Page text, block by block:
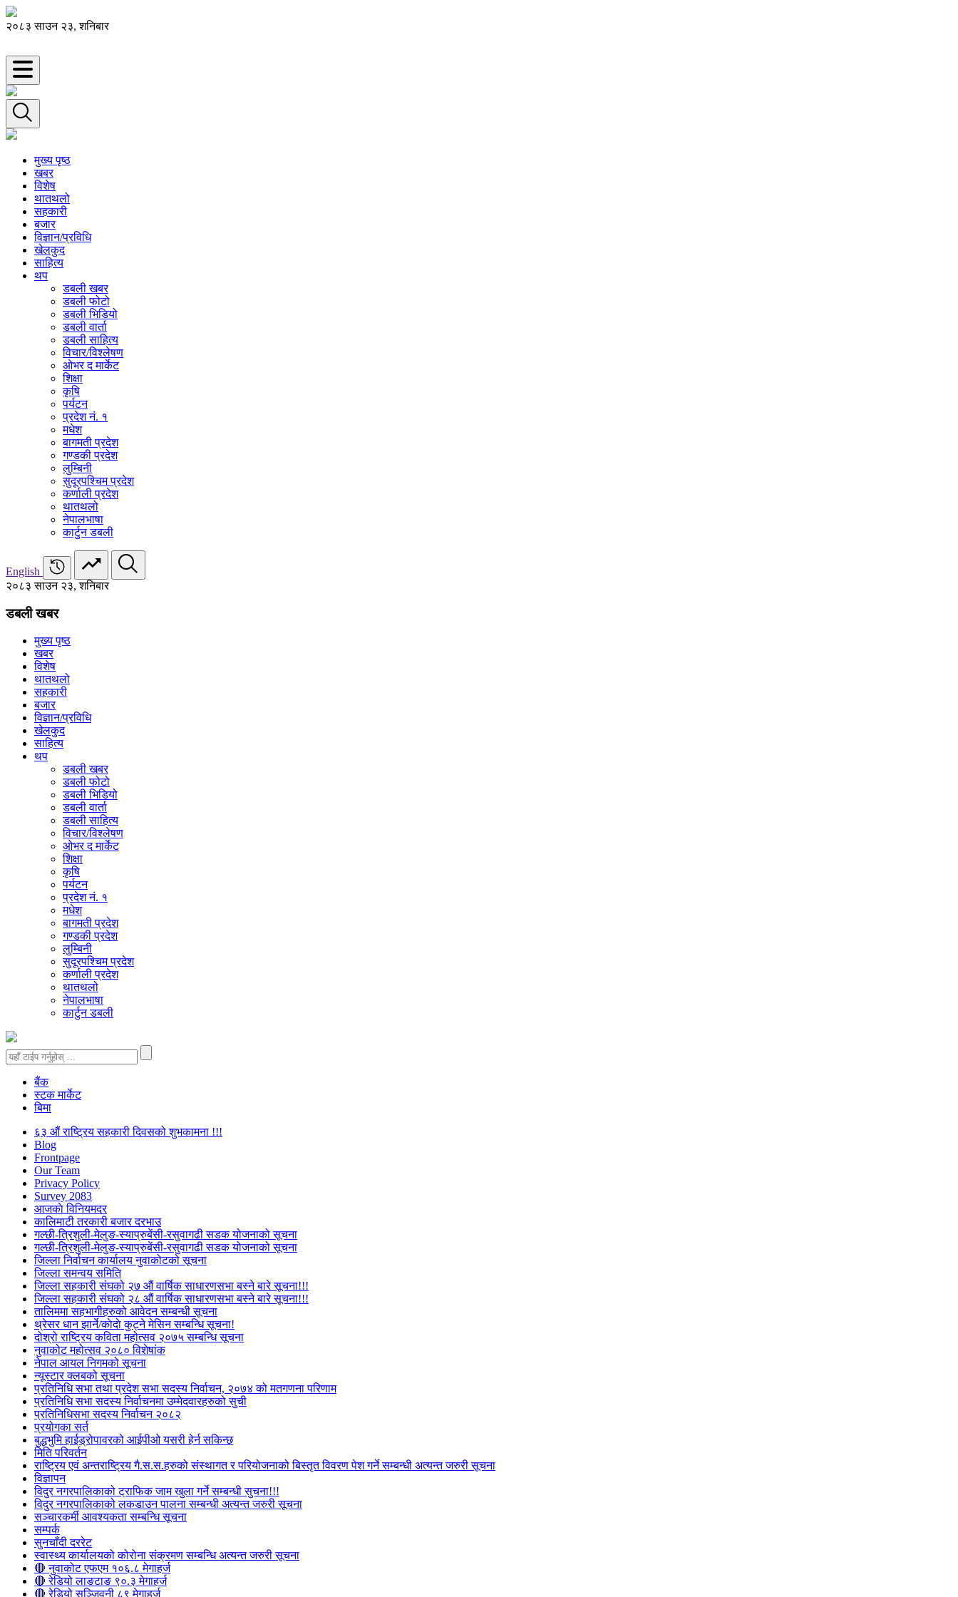
२०८३ साउन २३, शनिबार
मुख्य पृष्ठ
खबर
विशेष
थातथलो
सहकारी
बजार
विज्ञान/प्रविधि
खेलकुद
साहित्य
थप
डबली खबर
डबली फोटो
डबली भिडियो
डबली वार्ता
डबली साहित्य
विचार/विश्‍लेषण
ओभर द मार्केट
शिक्षा
कृषि
पर्यटन
प्रदेश नं. १
मधेश
बागमती प्रदेश
गण्डकी प्रदेश
लुम्बिनी
सुदूरपश्चिम प्रदेश
कर्णाली प्रदेश
थातथलो
नेपालभाषा
कार्टुन डबली
English
२०८३ साउन २३, शनिबार
डबली खबर
मुख्य पृष्ठ
खबर
विशेष
थातथलो
सहकारी
बजार
विज्ञान/प्रविधि
खेलकुद
साहित्य
थप
डबली खबर
डबली फोटो
डबली भिडियो
डबली वार्ता
डबली साहित्य
विचार/विश्‍लेषण
ओभर द मार्केट
शिक्षा
कृषि
पर्यटन
प्रदेश नं. १
मधेश
बागमती प्रदेश
गण्डकी प्रदेश
लुम्बिनी
सुदूरपश्चिम प्रदेश
कर्णाली प्रदेश
थातथलो
नेपालभाषा
कार्टुन डबली
बैंक
स्टक मार्केट
बिमा
६३ औं राष्ट्रिय सहकारी दिवसको शुभकामना !!!
Blog
Frontpage
Our Team
Privacy Policy
Survey 2083
आजकाे विनियमदर
कालिमाटी तरकारी बजार दरभाउ
गल्छी-त्रिशुली-मेलुङ-स्याप्रुबेंसी-रसुवागढी सडक योजनाको सूचना
गल्छी-त्रिशुली-मेलुङ-स्याप्रुबेंसी-रसुवागढी सडक योजनाको सूचना
जिल्ला निर्वाचन कार्यालय नुवाकोटको सूचना
जिल्ला समन्वय समिति
जिल्ला सहकारी संघको २७ औं वार्षिक साधारणसभा बस्ने बारे सूचना!!!
जिल्ला सहकारी संघको २८ औं वार्षिक साधारणसभा बस्ने बारे सूचना!!!
तालिममा सहभागीहरुको आवेदन सम्बन्धी सूचना
थ्रेसर धान झार्ने/काेदाे कुट्ने मेसिन सम्बन्धि सूचना!
दोश्रो राष्ट्रिय कविता महोत्सव २०७५ सम्बन्धि सूचना
नुवाकोट महोत्सव २०८० विशेषांक
नेपाल आयल निगमको सूचना
न्यूस्टार क्लबको सूचना
प्रतिनिधि सभा तथा प्रदेश सभा सदस्य निर्वाचन, २०७४ को मतगणना परिणाम
प्रतिनिधि सभा सदस्य निर्वाचनमा उम्मेदवारहरुको सुची
प्रतिनिधिसभा सदस्य निर्वाचन २०८२
प्रयोगका सर्त
बुद्धभुमि हाईड्रोपावरको आईपीओ यसरी हेर्न सकिन्छ
मिति परिवर्तन
राष्ट्रिय एवं अन्तराष्ट्रिय गै.स.स.हरुको संस्थागत र परियोजनाको बिस्तृत विवरण पेश गर्ने सम्बन्धी अत्यन्त जरुरी सूचना
विज्ञापन
विदुर नगरपालिकाको ट्राफिक जाम खुला गर्ने सम्बन्धी सुचना!!!
विदुर नगरपालिकाको लकडाउन पालना सम्बन्धी अत्यन्त जरुरी सूचना
सञ्चारकर्मी आवश्यकता सम्बन्धि सूचना
सम्पर्क
सुनचाँदी दररेट
स्वास्थ्य कार्यालयको कोरोना संक्रमण सम्बन्धि अत्यन्त जरुरी सूचना
🔴 नुवाकोट एफएम १०६.८ मेगाहर्ज
🔴 रेडियो लाङटाङ ९०.३ मेगाहर्ज
🔴 रेडियो सञ्जिवनी ८९ मेगाहर्ज